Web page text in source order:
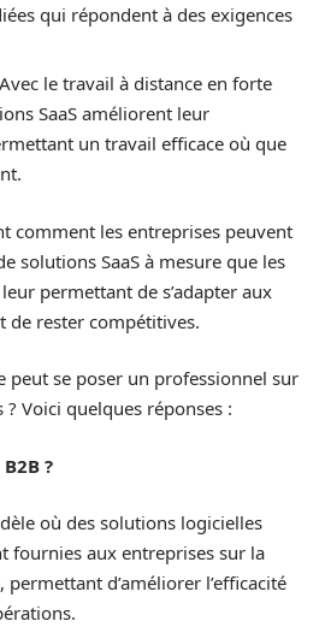
qui répondent à des exigences
Avec le travail à distance en forte
SaaS améliorent leur
un travail efficace où que
comment les entreprises peuvent
solutions SaaS à mesure que les
permettant de s’adapter aux
de rester compétitives.
peut se poser un professionnel sur
Voici quelques réponses :
?
où des solutions logicielles
fournies aux entreprises sur la
permettant d’améliorer l’efficacité